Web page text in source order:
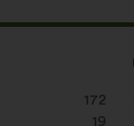
172
19